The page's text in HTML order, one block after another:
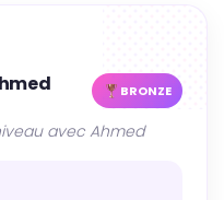
BRONZE
avec Ahmed